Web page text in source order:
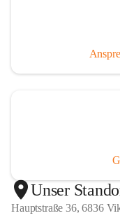
Unser
Hauptstraße 36, 6836